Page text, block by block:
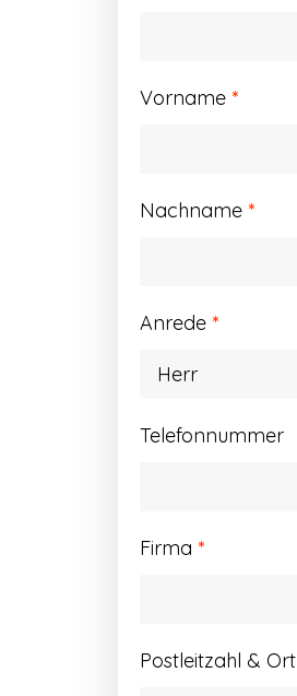
Vorname *
Nachname *
Anrede *
Telefonnummer
Firma *
Postleitzahl & Ort